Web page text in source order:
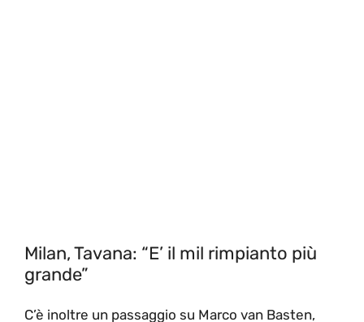
Milan, Tavana: “E’ il mil rimpianto più
grande”
C’è inoltre un passaggio su Marco van Basten,